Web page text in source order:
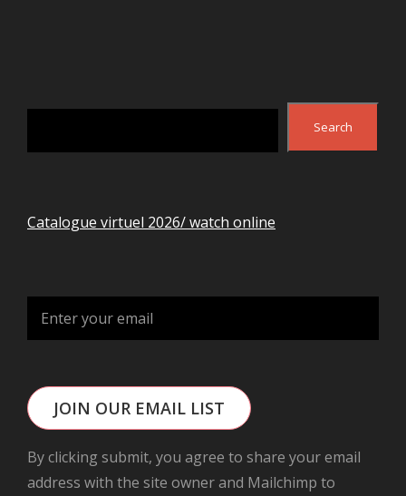
Search
Search
Catalogue virtuel 2026/ watch online
JOIN OUR EMAIL LIST
By clicking submit, you agree to share your email
address with the site owner and Mailchimp to